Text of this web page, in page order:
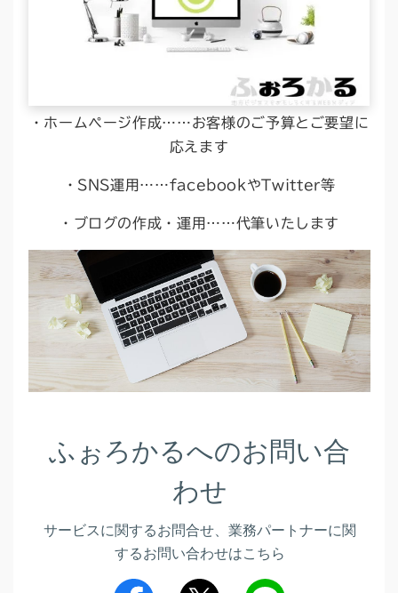
・ホームページ作成……お客様のご予算とご要望に
応えます
・SNS運用……facebookやTwitter等
・ブログの作成・運用……代筆いたします